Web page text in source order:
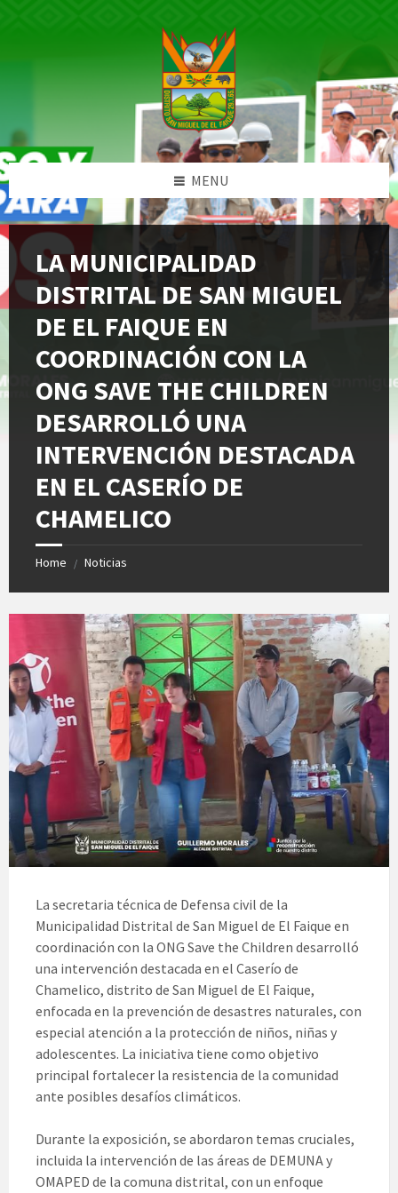
MENU
LA MUNICIPALIDAD
DISTRITAL DE SAN MIGUEL
DE EL FAIQUE EN
COORDINACIÓN CON LA
ONG SAVE THE CHILDREN
DESARROLLÓ UNA
INTERVENCIÓN DESTACADA
EN EL CASERÍO DE
CHAMELICO
Home / Noticias
La secretaria técnica de Defensa civil de la
Municipalidad Distrital de San Miguel de El Faique en
coordinación con la ONG Save the Children desarrolló
una intervención destacada en el Caserío de
Chamelico, distrito de San Miguel de El Faique,
enfocada en la prevención de desastres naturales, con
especial atención a la protección de niños, niñas y
adolescentes. La iniciativa tiene como objetivo
principal fortalecer la resistencia de la comunidad
ante posibles desafíos climáticos.
Durante la exposición, se abordaron temas cruciales,
incluida la intervención de las áreas de DEMUNA y
OMAPED de la comuna distrital, con un enfoque